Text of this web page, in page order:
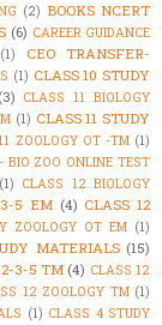
(2) BOOKS NCERT
(6) CAREER GUIDANCE
(1)
CEO TRANSFER-
(1) CLASS 10 STUDY
(3) CLASS 11 BIOLOGY
(1) CLASS 11 STUDY
ZOOLOGY OT -TM (1)
BIO ZOO ONLINE TEST
(1) CLASS 12 BIOLOGY
3-5 EM (4) CLASS 12
ZOOLOGY OT EM (1)
MATERIALS (15)
2-3-5 TM (4) CLASS 12
12 ZOOLOGY TM (1)
(1) CLASS 4 STUDY